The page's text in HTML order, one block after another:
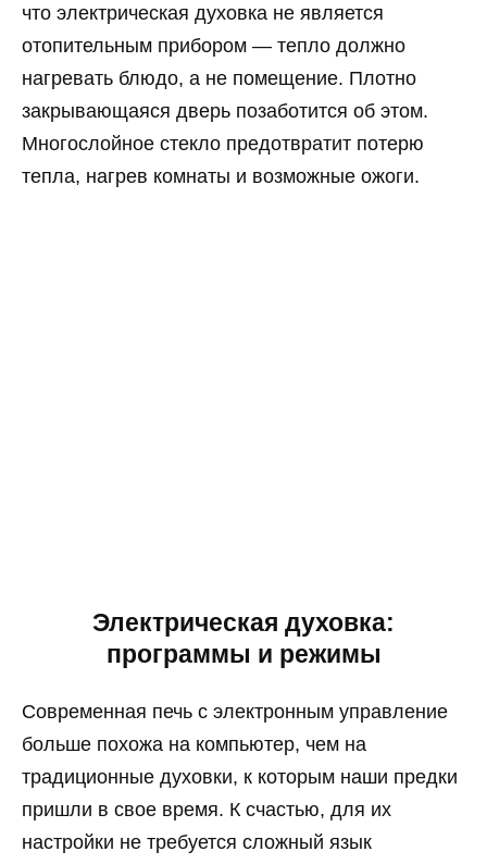
что электрическая духовка не является
отопительным прибором — тепло должно
нагревать блюдо, а не помещение. Плотно
закрывающаяся дверь позаботится об этом.
Многослойное стекло предотвратит потерю
тепла, нагрев комнаты и возможные ожоги.
Электрическая духовка:
программы и режимы
Современная печь с электронным управление
больше похожа на компьютер, чем на
традиционные духовки, к которым наши предки
пришли в свое время. К счастью, для их
настройки не требуется сложный язык